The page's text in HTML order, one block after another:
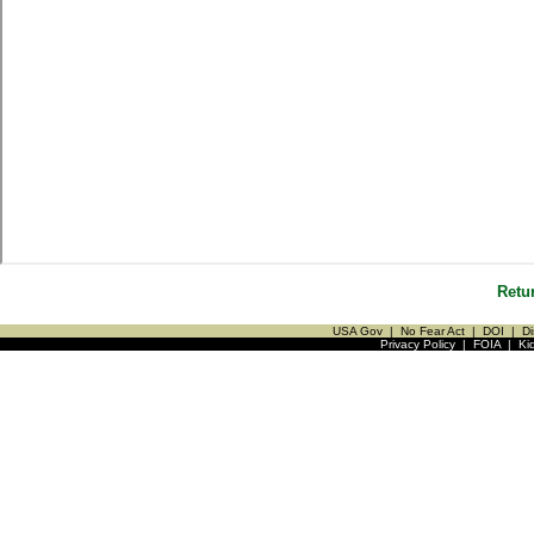
USA Gov | No Fear Act | DOI |
Privacy Policy| FOIA|